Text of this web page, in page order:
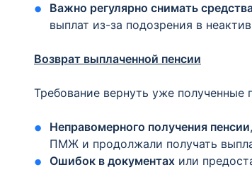
​Важно регулярно снимать
выплат из-за подозрения в
Возврат выплаченной пенсии
Требование вернуть уже
​Неправомерного получения пенсии
ПМЖ и продолжали получать
​Ошибок в документах или